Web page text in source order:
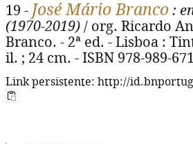
19 - José Mário Branco :
(1970-2019) / org. Ricardo
Branco. - 2ª ed. - Lisboa :
il. ; 24 cm. - ISBN 978-989-
Link persistente: http://